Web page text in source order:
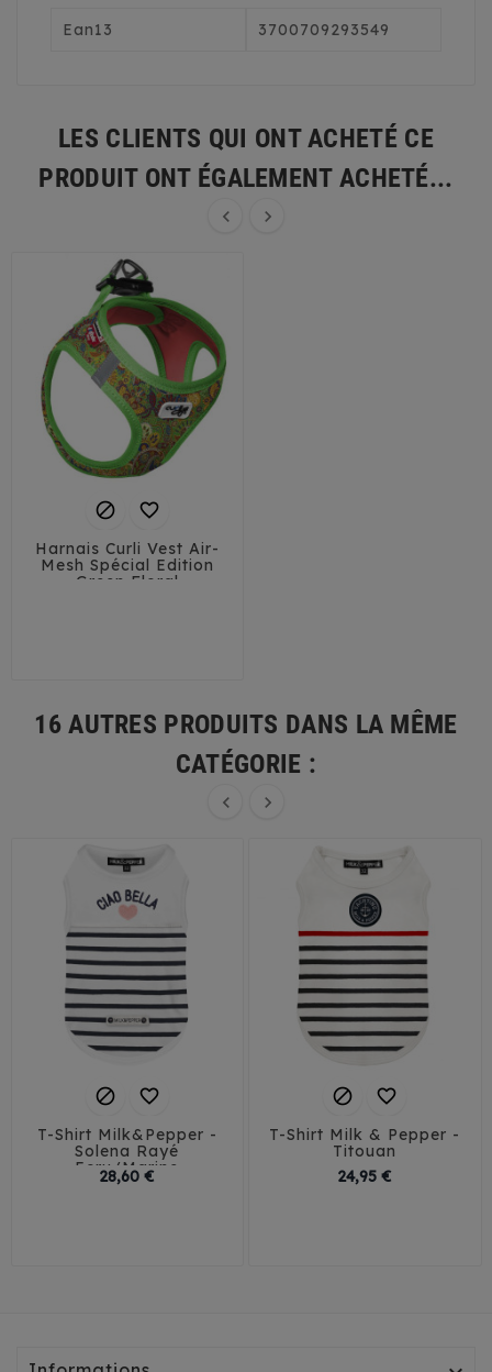
Ean13 3700709293549
LES CLIENTS QUI ONT ACHETÉ CE
PRODUIT ONT ÉGALEMENT ACHETÉ...
 
 
Harnais Curli Vest Air-
Mesh Spécial Edition
Green Floral
16 AUTRES PRODUITS DANS LA MÊME
CATÉGORIE :
 
 
T-Shirt Milk&Pepper -
Solena Rayé
Ecru/Marine
28,60 €
 
T-Shirt Milk & Pepper -
Titouan
T23-26
T35-38
24,95 €